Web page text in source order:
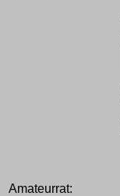
Amateurrat: